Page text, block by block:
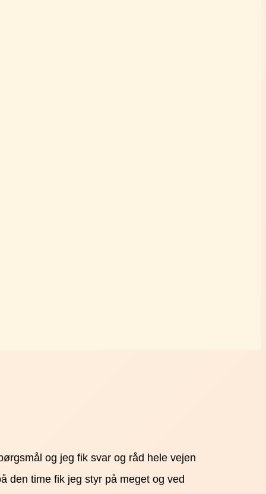
og jeg fik svar og råd hele vejen
den time fik jeg styr på meget og ved